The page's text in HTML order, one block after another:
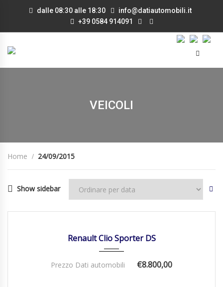
dalle 08:30 alle 18:30
info@datiautomobili.it
+39 0584 914091
VEICOLI
Home 24/09/2015
Show sidebar
Renault Clio Sporter DS
Prezzo Dati automobili €8.800,00